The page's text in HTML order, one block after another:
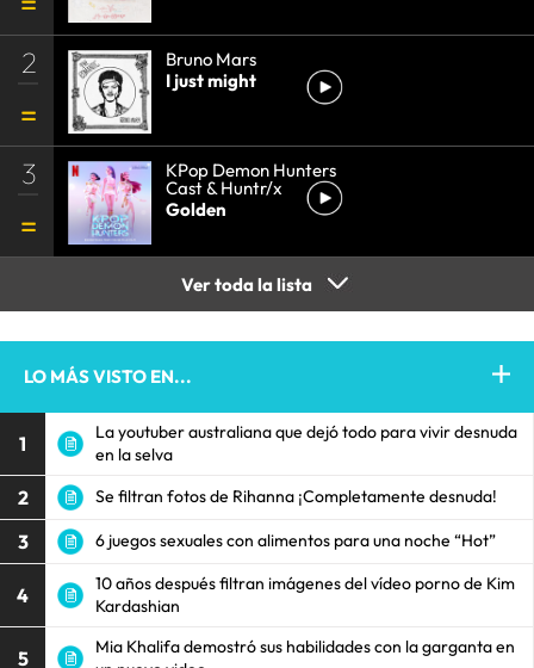
2
Bruno Mars
I just might
3 KPop Demon Hunters
Cast & Huntr/x
Golden
Ver toda la lista
LO MÁS VISTO EN...
1
La youtuber australiana que dejó todo para vivir desnuda
en la selva
2 Se filtran fotos de Rihanna ¡Completamente desnuda!
3 6 juegos sexuales con alimentos para una noche “Hot”
4
10 años después filtran imágenes del vídeo porno de Kim
Kardashian
5
Mia Khalifa demostró sus habilidades con la garganta en